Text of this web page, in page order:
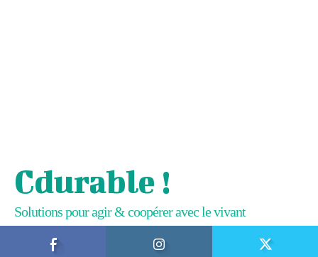
Cdurable !
Solutions pour agir & coopérer avec le vivant